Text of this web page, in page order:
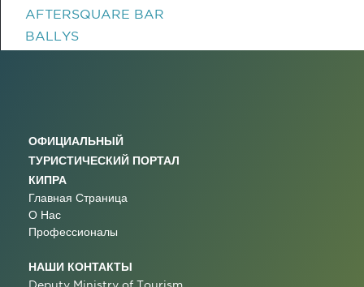
AFTERSQUARE BAR
BALLYS
ОФИЦИАЛЬНЫЙ
ТУРИСТИЧЕСКИЙ ПОРТАЛ
КИПРА
Главная Страница
О Нас
Профессионалы
НАШИ КОНТАКТЫ